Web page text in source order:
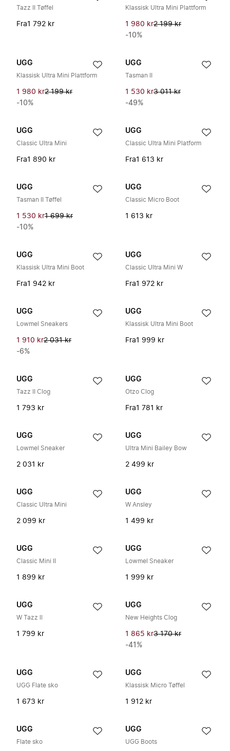
Tazz II Tøffel
Fra1 792 kr
Klassisk Ultra Mini Plattform
1 980 kr2 199 kr
-10%
UGG
Klassisk Ultra Mini Plattform
1 980 kr2 199 kr
-10%
UGG
Tasman II
1 530 kr3 011 kr
-49%
UGG
Classic Ultra Mini
Fra1 890 kr
UGG
Classic Ultra Mini Platform
Fra1 613 kr
UGG
Tasman II Tøffel
1 530 kr1 699 kr
-10%
UGG
Classic Micro Boot
1 613 kr
UGG
Klassisk Ultra Mini Boot
Fra1 942 kr
UGG
Classic Ultra Mini W
Fra1 972 kr
UGG
Lowmel Sneakers
1 910 kr2 031 kr
-6%
UGG
Klassisk Ultra Mini Boot
Fra1 999 kr
UGG
Tazz II Clog
1 793 kr
UGG
Otzo Clog
Fra1 781 kr
UGG
Lowmel Sneaker
2 031 kr
UGG
Ultra Mini Bailey Bow
2 499 kr
UGG
Classic Ultra Mini
2 099 kr
UGG
W Ansley
1 499 kr
UGG
Classic Mini II
1 899 kr
UGG
Lowmel Sneaker
1 999 kr
UGG
W Tazz ll
1 799 kr
UGG
New Heights Clog
1 865 kr3 170 kr
-41%
UGG
UGG Flate sko
1 673 kr
UGG
Klassisk Micro Tøffel
1 912 kr
UGG
Flate sko
UGG
UGG Boots